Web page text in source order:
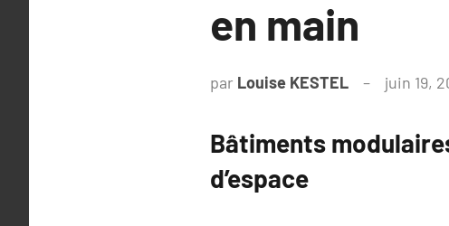
en main
par Louise KESTEL juin 19,
Bâtiments
d’espace